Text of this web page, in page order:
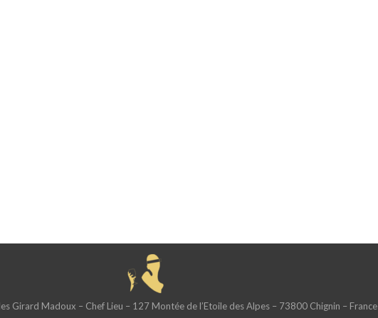
Girard Madoux – Chef Lieu – 127 Montée de l’Etoile des Alpes – 73800 Chignin – France